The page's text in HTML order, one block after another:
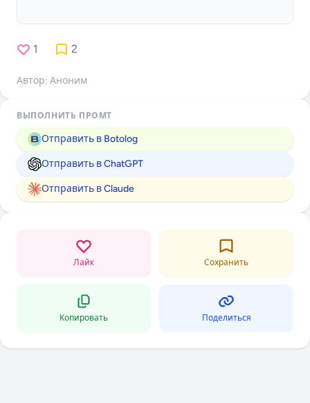
1 2
Автор: Аноним
ВЫПОЛНИТЬ ПРОМТ
Отправить в Botolog
Отправить в ChatGPT
Отправить в Claude
Лайк Сохранить
Копировать Поделиться